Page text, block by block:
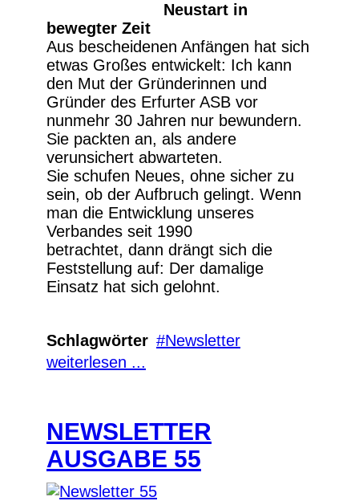
Neustart in
bewegter Zeit
Aus bescheidenen Anfängen hat sich
etwas Großes entwickelt: Ich kann
den Mut der Gründerinnen und
Gründer des Erfurter ASB vor
nunmehr 30 Jahren nur bewundern.
Sie packten an, als andere
verunsichert abwarteten.
Sie schufen Neues, ohne sicher zu
sein, ob der Aufbruch gelingt. Wenn
man die Entwicklung unseres
Verbandes seit 1990
betrachtet, dann drängt sich die
Feststellung auf: Der damalige
Einsatz hat sich gelohnt.
Schlagwörter
Newsletter
weiterlesen ...
NEWSLETTER
AUSGABE 55